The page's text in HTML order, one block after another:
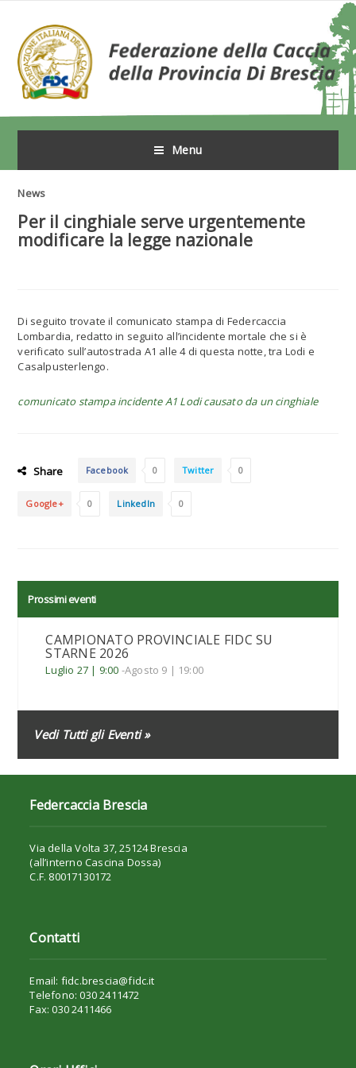
Menu
News
Per il cinghiale serve urgentemente
modificare la legge nazionale
Di seguito trovate il comunicato stampa di Federcaccia
Lombardia, redatto in seguito all’incidente mortale che si è
verificato sull’autostrada A1 alle 4 di questa notte, tra Lodi e
Casalpusterlengo.
comunicato stampa incidente A1 Lodi causato da un cinghiale
Share Facebook 0 Twitter 0
Google+ 0 LinkedIn 0
Prossimi eventi
CAMPIONATO PROVINCIALE FIDC SU
STARNE 2026
Luglio 27 | 9:00 -Agosto 9 | 19:00
Vedi Tutti gli Eventi »
Federcaccia Brescia
Via della Volta 37, 25124 Brescia
(all’interno Cascina Dossa)
C.F. 80017130172
Contatti
Email: fidc.brescia@fidc.it
Telefono: 030 2411472
Fax: 030 2411466